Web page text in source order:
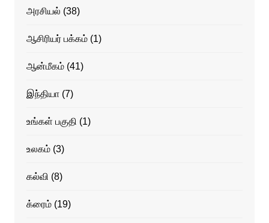
அரசியல் (38)
ஆசிரியர் பக்கம்(1)
ஆன்மீகம்(41)
இந்தியா(7)
உங்கள் பகுதி (1)
உலகம்(3)
கல்வி (8)
க்ரைம்(19)